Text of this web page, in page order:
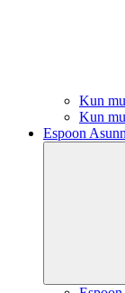
Kun
Kun
Espoon